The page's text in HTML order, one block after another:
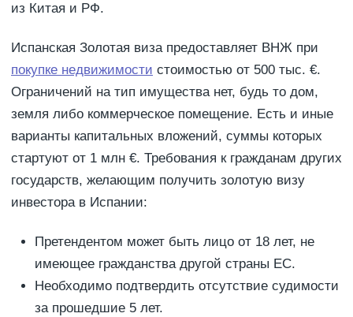
из Китая и РФ.
Испанская Золотая виза предоставляет ВНЖ при
покупке недвижимости стоимостью от 500 тыс. €.
Ограничений на тип имущества нет, будь то дом,
земля либо коммерческое помещение. Есть и иные
варианты капитальных вложений, суммы которых
стартуют от 1 млн €. Требования к гражданам других
государств, желающим получить золотую визу
инвестора в Испании:
Претендентом может быть лицо от 18 лет, не
имеющее гражданства другой страны ЕС.
Необходимо подтвердить отсутствие судимости
за прошедшие 5 лет.